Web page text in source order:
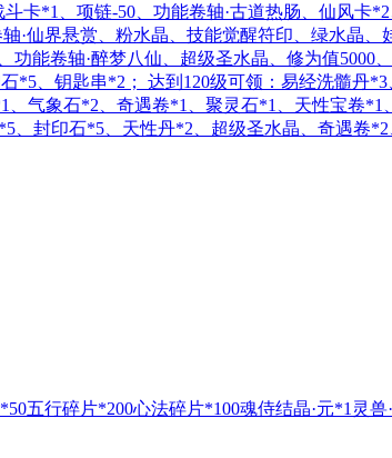
卡*1、项链-50、功能卷轴·古道热肠、仙风卡
·仙界悬赏、粉水晶、技能觉醒符印、绿水晶
能卷轴·醉梦八仙、超级圣水晶、修为值
*5、钥匙串*2； 达到120级可领：易经洗髓丹
气象石*2、奇遇卷*1、聚灵石*1、天性宝卷
、封印石*5、天性丹*2、超级圣水晶、奇遇卷
五行碎片*200心法碎片*100魂侍结晶·元*1灵兽